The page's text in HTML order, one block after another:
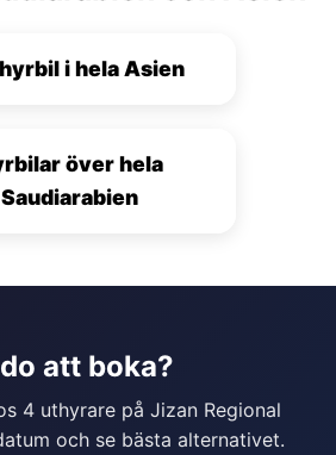
i hela Asien
över hela
Saudiarabien
att boka?
4 uthyrare på Jizan Regional
och se bästa alternativet.